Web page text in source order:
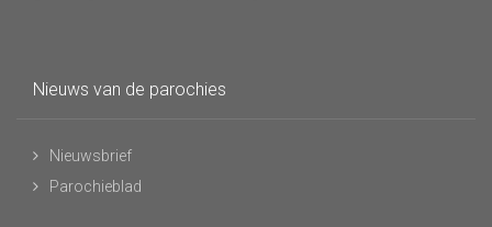
Nieuws van de parochies
Nieuwsbrief
Parochieblad